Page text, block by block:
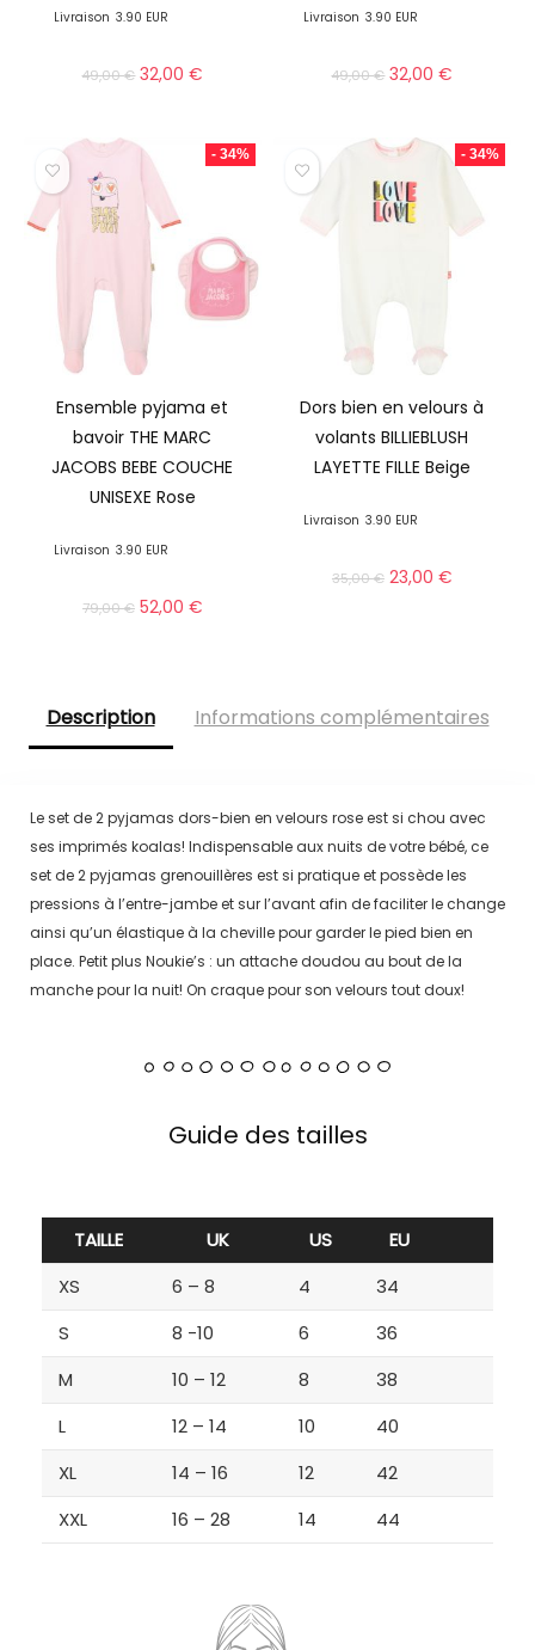
Livraison 3.90 EUR
49,00€ 32,00€
Livraison 3.90 EUR
49,00€ 32,00€
- 34%
Ensemble pyjama et
bavoir THE MARC
JACOBS BEBE COUCHE
UNISEXE Rose
Livraison 3.90 EUR
79,00€ 52,00 €
- 34%
Dors bien en velours à
volants BILLIEBLUSH
LAYETTE FILLE Beige
Livraison 3.90 EUR
35,00€ 23,00 €
Description Informations complémentaires
Le set de 2 pyjamas dors-bien en velours rose est si chou avec
ses imprimés koalas! Indispensable aux nuits de votre bébé, ce
set de 2 pyjamas grenouillères est si pratique et possède les
pressions à l’entre-jambe et sur l’avant afin de faciliter le change
ainsi qu’un élastique à la cheville pour garder le pied bien en
place. Petit plus Noukie’s : un attache doudou au bout de la
manche pour la nuit! On craque pour son velours tout doux!
Guide des tailles
TAILLE UK US
EU
XS
6 – 8 4
34
S
8 -10 6
36
M
10 – 12 8
38
L
12 – 14 10
40
XL
14 – 16 12
42
XXL
16 – 28 14 44